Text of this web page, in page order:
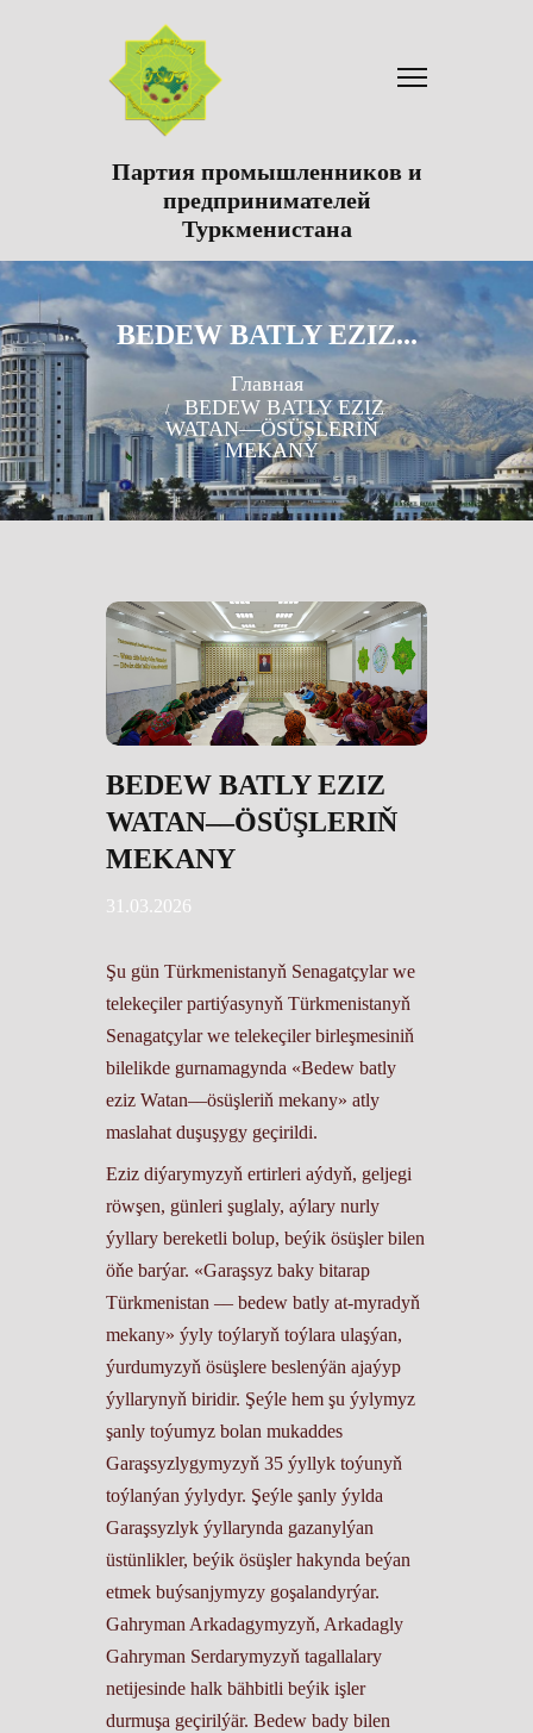
Партия промышленников и
предпринимателей
Туркменистана
BEDEW BATLY EZIZ...
Главная
BEDEW BATLY EZIZ
WATAN––ÖSÜŞLERIŇ
MEKANY
BEDEW BATLY EZIZ
WATAN––ÖSÜŞLERIŇ
MEKANY
31.03.2026
Şu gün Türkmenistanyň Senagatçylar we
telekeçiler partiýasynyň Türkmenistanyň
Senagatçylar we telekeçiler birleşmesiniň
bilelikde gurnamagynda «Bedew batly
eziz Watan––ösüşleriň mekany» atly
maslahat duşuşygy geçirildi.
Eziz diýarymyzyň ertirleri aýdyň, geljegi
röwşen, günleri şuglaly, aýlary nurly
ýyllary bereketli bolup, beýik ösüşler bilen
öňe barýar. «Garaşsyz baky bitarap
Türkmenistan –– bedew batly at-myradyň
mekany» ýyly toýlaryň toýlara ulaşýan,
ýurdumyzyň ösüşlere beslenýän ajaýyp
ýyllarynyň biridir. Şeýle hem şu ýylymyz
şanly toýumyz bolan mukaddes
Garaşsyzlygymyzyň 35 ýyllyk toýunyň
toýlanýan ýylydyr. Şeýle şanly ýylda
Garaşsyzlyk ýyllarynda gazanylýan
üstünlikler, beýik ösüşler hakynda beýan
etmek buýsanjymyzy goşalandyrýar.
Gahryman Arkadagymyzyň, Arkadagly
Gahryman Serdarymyzyň tagallalary
netijesinde halk bähbitli beýik işler
durmuşa geçirilýär. Bedew bady bilen